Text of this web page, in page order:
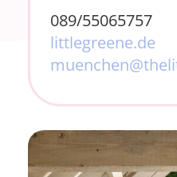
089/55065757
littlegreene.de